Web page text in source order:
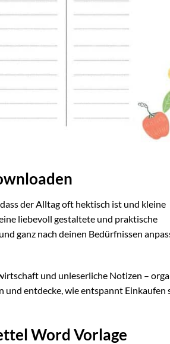
der Alltag oft hektisch ist und kleine
liebevoll gestaltete und praktische
ganz nach deinen Bedürfnissen
und unleserliche Notizen –
entdecke, wie entspannt Einkaufen
Word Vorlage